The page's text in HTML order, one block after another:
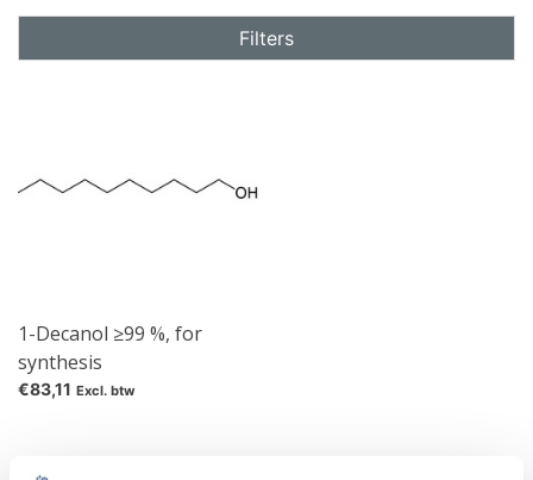
Filters
1-Decanol ≥99 %, for
synthesis
€83,11 Excl. btw